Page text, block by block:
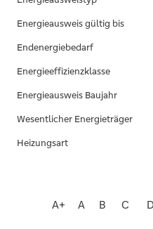
langfristiges Zuhause
Vorstellungen.
Gerne präsentieren
einer persönlichen
uns auf Ihren Anruf
bitten wir Sie auch in
schauen, wenn Sie
erwarten.
** WIR SUCHEN
VORHANDENER
Energieausweis gültig bis
Endenergiebedarf
Energieeffizienzklasse
Energieausweis Baujahr
Wesentlicher Energieträger
Heizungsart
A+ A B C